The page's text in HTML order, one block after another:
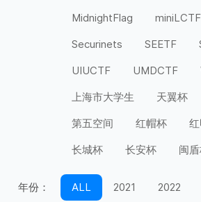
MidnightFlag
miniLCTF
Securinets
SEETF
UIUCTF
UMDCTF
上海市大学生
天翼杯
第五空间
红帽杯
长城杯
长安杯 闽
年份： ALL 2021 2022